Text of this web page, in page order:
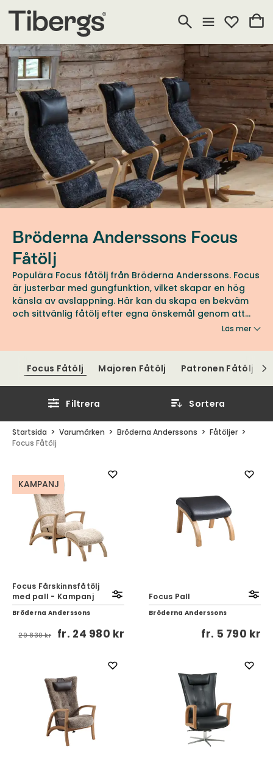
Bröderna Anderssons Focus
Fåtölj
Populära Focus fåtölj från Bröderna Anderssons. Focus
är justerbar med gungfunktion, vilket skapar en hög
känsla av avslappning. Här kan du skapa en bekväm
och sittvänlig fåtölj efter egna önskemål genom att
Läs mer
Focus Fåtölj Majoren Fåtölj Patronen Fåtölj
Filtrera Sortera
Startsida Varumärken Bröderna Anderssons
Fåtöljer
Focus Fåtölj
KAMPANJ
Focus Fårskinnsfåtölj
med pall - Kampanj
Bröderna Anderssons
29 830 kr fr. 24 980 kr
Focus Pall
Bröderna Anderssons
fr. 5 790 kr